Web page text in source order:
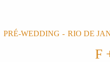
PRÉ-WEDDING RIO DE
F